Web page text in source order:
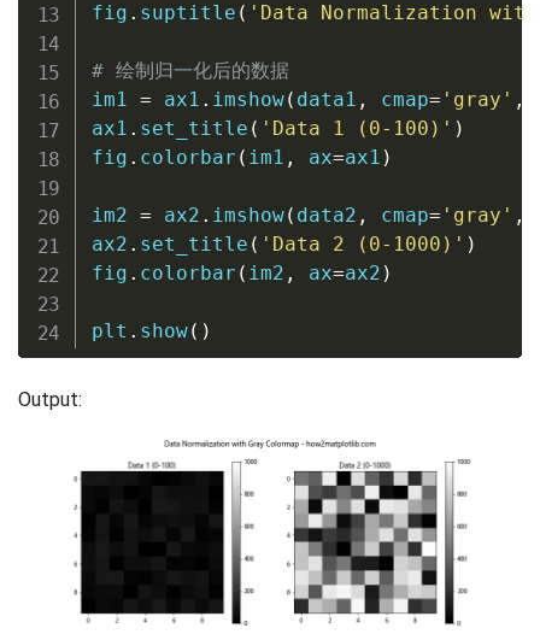
fig . suptitle ( 'Data Normalization
# 绘制归一化后的数据
im1 = ax1 . imshow( data1 , cmap= 'gray' ,
ax1 . set_title ( 'Data 1 (0-100)' )
fig . colorbar ( im1 , ax=ax1 )
im2 = ax2 . imshow( data2 , cmap= 'gray' ,
ax2 . set_title ( 'Data 2 (0-1000)' )
fig . colorbar ( im2 , ax=ax2 )
plt . show( )
Output: